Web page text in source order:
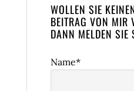
WOLLEN SIE
BEITRAG VON MIR
DANN MELDEN
Name*